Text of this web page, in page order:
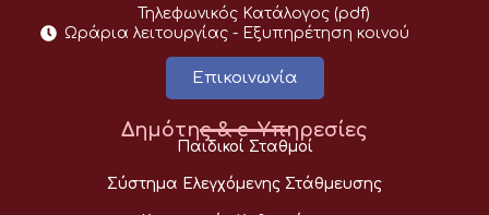
Τηλεφωνικός Κατάλογος (pdf)
Ωράρια λειτουργίας - Eξυπηρέτηση κοινού
Επικοινωνία
Δημότης & e-Υπηρεσίες
Παιδικοί Σταθμοί
Σύστημα Ελεγχόμενης Στάθμευσης